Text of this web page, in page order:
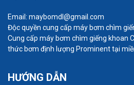
Những điểm cần
dụng bơm định
Khi sử dụng bơm định lượng
Email: maybomdl@gmail.com
Độc quyền cung cấp máy bơm chìm
Cung cấp máy bơm chìm giếng khoan
thức bơm định lượng Prominent tại
HƯỚNG DẪN